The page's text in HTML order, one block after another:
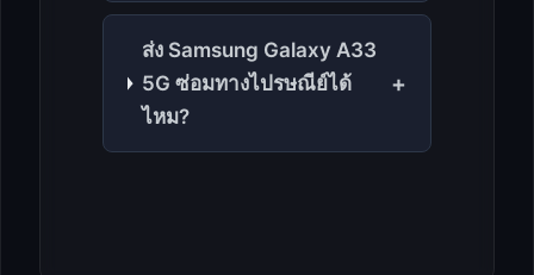
ส่ง Samsung Galaxy A33
5G ซ่อมทางไปรษณีย์ได้
ไหม?
+